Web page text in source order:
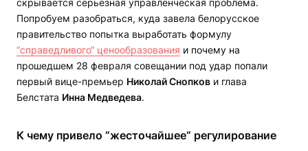
скрывается серьезная управленческая проблема.
Попробуем разобраться, куда завела белорусское
правительство попытка выработать формулу
“справедливого“ ценообразования и почему на
прошедшем 28 февраля совещании под удар попали
первый вице-премьер Николай Снопков и глава
Белстата Инна Медведева.
К чему привело “жесточайшее“ регулирование